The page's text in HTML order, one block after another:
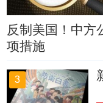
反制美国！中方
项措施
3